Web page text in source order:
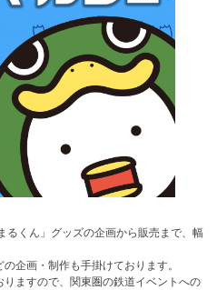
るくん」グッズの企画から販売まで、幅
企画・制作も手掛けております。
ますので、関東圏の鉄道イベントへの